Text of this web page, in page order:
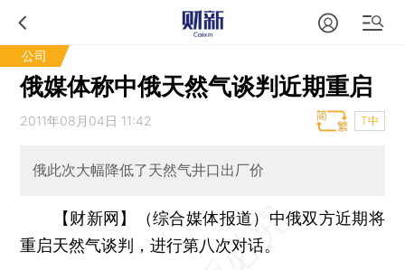
公司
俄媒体称中俄天然气谈判近期重启
2011年08月04日 11:42 T中
俄此次大幅降低了天然气井口出厂价
【财新网】（综合媒体报道） 中俄双方近期将
重启天然气谈判，进行第八次对话。